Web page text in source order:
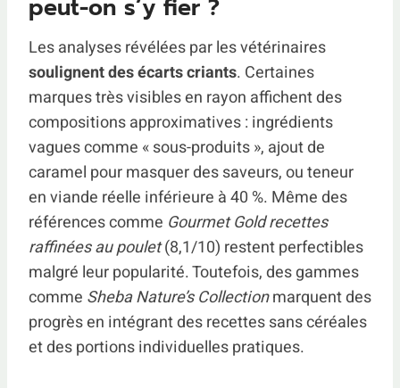
peut-on s’y fier ?
Les analyses révélées par les vétérinaires
soulignent des écarts criants. Certaines
marques très visibles en rayon affichent des
compositions approximatives : ingrédients
vagues comme « sous-produits », ajout de
caramel pour masquer des saveurs, ou teneur
en viande réelle inférieure à 40 %. Même des
références comme Gourmet Gold recettes
raffinées au poulet(8,1/10) restent perfectibles
malgré leur popularité. Toutefois, des gammes
comme Sheba Nature’s Collectionmarquent des
progrès en intégrant des recettes sans céréales
et des portions individuelles pratiques.